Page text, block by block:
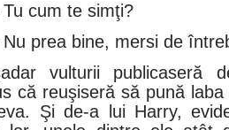
cum te simţi?
prea bine, mersi de
vulturii publicaseră
că reuşiseră să pună
Şi de‑a lui Harry,